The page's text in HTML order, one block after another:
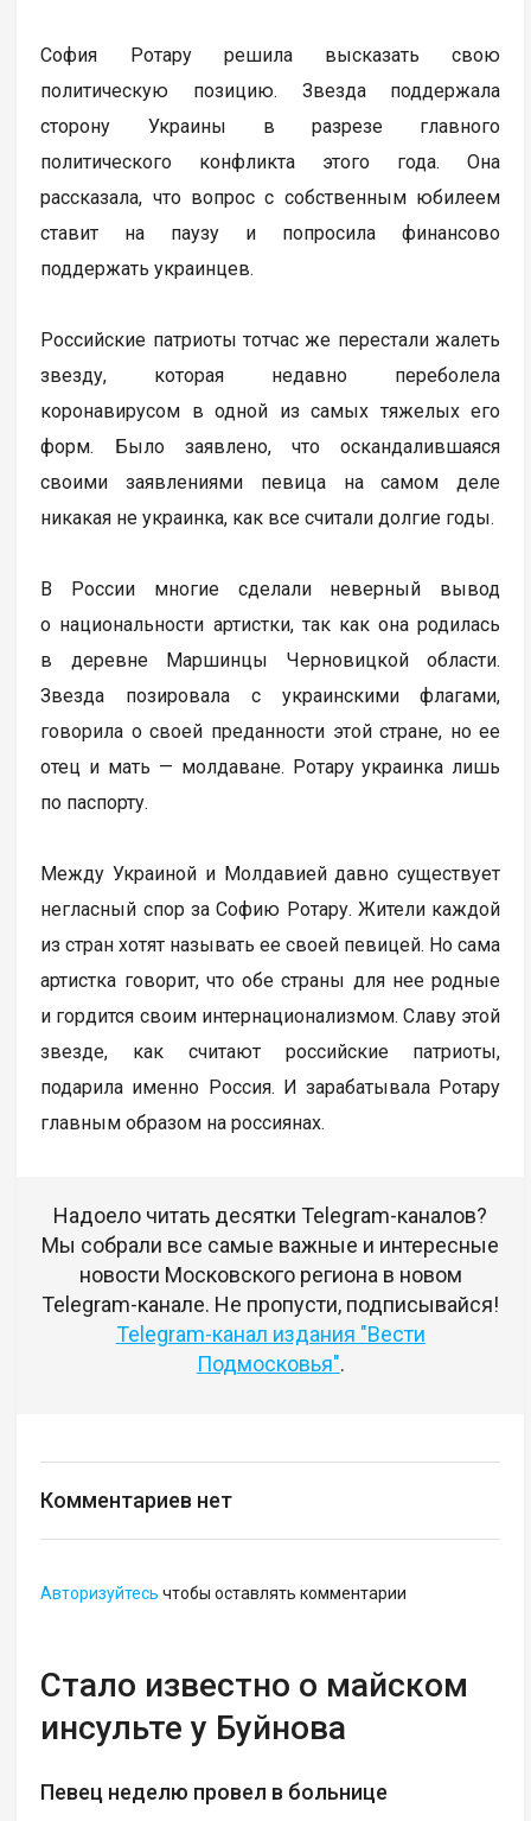
София Ротару решила высказать свою
политическую позицию. Звезда поддержала
сторону Украины в разрезе главного
политического конфликта этого года. Она
рассказала, что вопрос с собственным юбилеем
ставит на паузу и попросила финансово
поддержать украинцев.
Российские патриоты тотчас же перестали жалеть
звезду, которая недавно переболела
коронавирусом в одной из самых тяжелых его
форм. Было заявлено, что оскандалившаяся
своими заявлениями певица на самом деле
никакая не украинка, как все считали долгие годы.
В России многие сделали неверный вывод
о национальности артистки, так как она родилась
в деревне Маршинцы Черновицкой области.
Звезда позировала с украинскими флагами,
говорила о своей преданности этой стране, но ее
отец и мать — молдаване. Ротару украинка лишь
по паспорту.
Между Украиной и Молдавией давно существует
негласный спор за Софию Ротару. Жители каждой
из стран хотят называть ее своей певицей. Но сама
артистка говорит, что обе страны для нее родные
и гордится своим интернационализмом. Славу этой
звезде, как считают российские патриоты,
подарила именно Россия. И зарабатывала Ротару
главным образом на россиянах.
Надоело читать десятки Telegram-каналов?
Мы собрали все самые важные и интересные
новости Московского региона в новом
Telegram-канале. Не пропусти, подписывайся!
Telegram-канал издания "Вести
Подмосковья".
Комментариев нет
Авторизуйтесь чтобы оставлять комментарии
Стало известно о майском
инсульте у Буйнова
Певец неделю провел в больнице